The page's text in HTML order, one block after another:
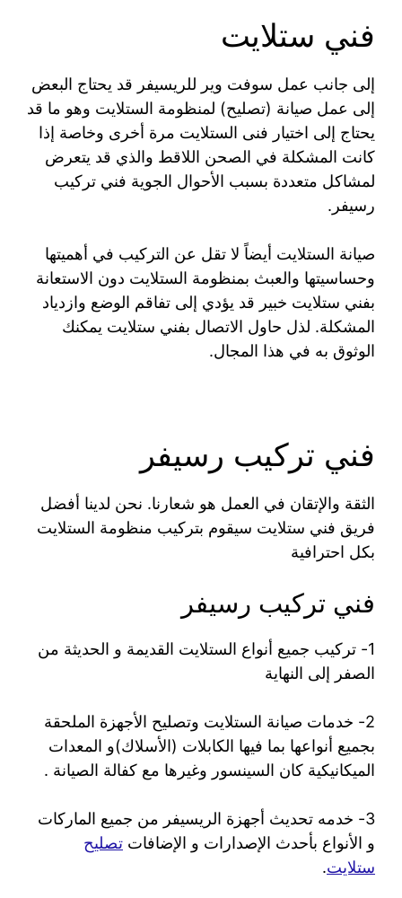
فني ستلايت
إلى جانب عمل سوفت وير للريسيفر قد يحتاج البعض
إلى عمل صيانة (تصليح) لمنظومة الستلايت وهو ما قد
يحتاج إلى اختيار فنى الستلايت مرة أخرى وخاصة إذا
كانت المشكلة في الصحن اللاقط والذي قد يتعرض
لمشاكل متعددة بسبب الأحوال الجوية فني تركيب
رسيفر.
صيانة الستلايت أيضاً لا تقل عن التركيب في أهميتها
وحساسيتها والعبث بمنظومة الستلايت دون الاستعانة
بفني ستلايت خبير قد يؤدي إلى تفاقم الوضع وازدياد
المشكلة. لذل حاول الاتصال بفني ستلايت يمكنك
الوثوق به في هذا المجال.
فني تركيب رسيفر
الثقة والإتقان في العمل هو شعارنا. نحن لدينا أفضل
فريق فني ستلايت سيقوم بتركيب منظومة الستلايت
بكل احترافية
فني تركيب رسيفر
1- تركيب جميع أنواع الستلايت القديمة و الحديثة من
الصفر إلى النهاية
2- خدمات صيانة الستلايت وتصليح الأجهزة الملحقة
بجميع أنواعها بما فيها الكابلات (الأسلاك)و المعدات
الميكانيكية كان السينسور وغيرها مع كفالة الصيانة .
3- خدمه تحديث أجهزة الريسيفر من جميع الماركات
و الأنواع بأحدث الإصدارات و الإضافات تصليح
ستلايت.